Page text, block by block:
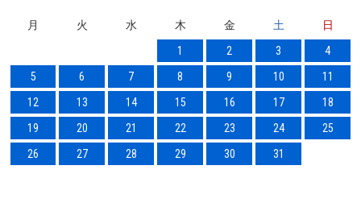
月 火 水 木 金 土
日
1
2 3
4
5
6 7 8 9 10
11
12
13 14 15 16 17
18
19
20 21 22 23 24
25
26
27 28 29 30 31